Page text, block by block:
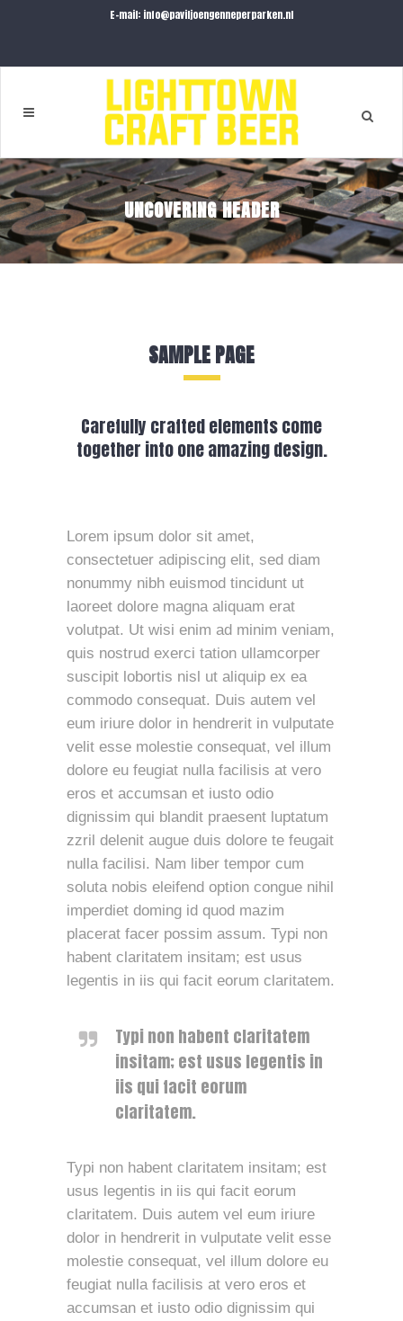
E-mail: info@paviljoengenneperparken.nl
UNCOVERING HEADER
SAMPLE PAGE
Carefully crafted elements come
together into one amazing design.
Lorem ipsum dolor sit amet,
consectetuer adipiscing elit, sed diam
nonummy nibh euismod tincidunt ut
laoreet dolore magna aliquam erat
volutpat. Ut wisi enim ad minim veniam,
quis nostrud exerci tation ullamcorper
suscipit lobortis nisl ut aliquip ex ea
commodo consequat. Duis autem vel
eum iriure dolor in hendrerit in vulputate
velit esse molestie consequat, vel illum
dolore eu feugiat nulla facilisis at vero
eros et accumsan et iusto odio
dignissim qui blandit praesent luptatum
zzril delenit augue duis dolore te feugait
nulla facilisi. Nam liber tempor cum
soluta nobis eleifend option congue nihil
imperdiet doming id quod mazim
placerat facer possim assum. Typi non
habent claritatem insitam; est usus
legentis in iis qui facit eorum claritatem.
Typi non habent claritatem
insitam; est usus legentis in
iis qui facit eorum
claritatem.
Typi non habent claritatem insitam; est
usus legentis in iis qui facit eorum
claritatem. Duis autem vel eum iriure
dolor in hendrerit in vulputate velit esse
molestie consequat, vel illum dolore eu
feugiat nulla facilisis at vero eros et
accumsan et iusto odio dignissim qui